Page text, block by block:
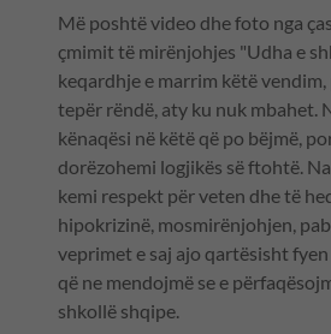
Më poshtë video dhe foto nga
çmimit të mirënjohjes "Udha e
keqardhje e marrim këtë
tepër rëndë, aty ku nuk mbahet.
kënaqësi në këtë që po bëjmë,
dorëzohemi logjikës së ftohtë.
kemi respekt për veten dhe të
hipokrizinë, mosmirënjohjen,
veprimet e saj ajo qartësisht
që ne mendojmë se e
shkollë shqipe.